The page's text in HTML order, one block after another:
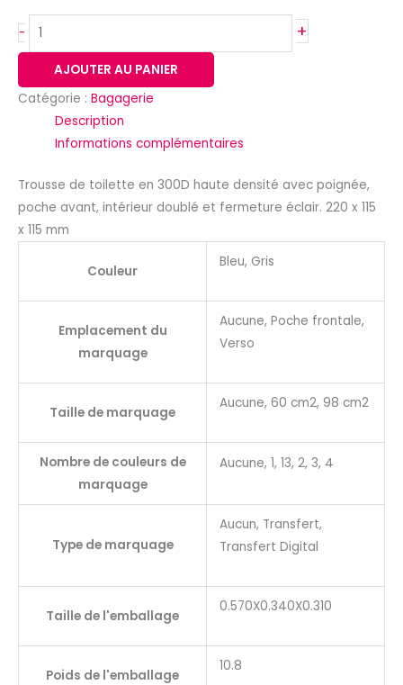
- +
AJOUTER AU PANIER
Catégorie : Bagagerie
Description
Informations complémentaires
Trousse de toilette en 300D haute densité avec poignée,
poche avant, intérieur doublé et fermeture éclair. 220 x 115
x 115 mm
Couleur
Bleu, Gris
Emplacement du
marquage
Aucune, Poche frontale,
Verso
Taille de marquage
Aucune, 60 cm2, 98 cm2
Nombre de couleurs de
marquage
Aucune, 1, 13, 2, 3, 4
Type de marquage
Aucun, Transfert,
Transfert Digital
Taille de l'emballage
0.570X0.340X0.310
Poids de l'emballage
10.8